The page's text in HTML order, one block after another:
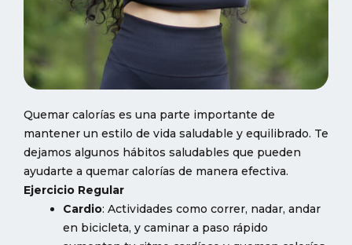
Quemar calorías es una parte importante de
mantener un estilo de vida saludable y equilibrado. Te
dejamos algunos hábitos saludables que pueden
ayudarte a quemar calorías de manera efectiva.
Ejercicio Regular
Cardio: Actividades como correr, nadar, andar
en bicicleta, y caminar a paso rápido